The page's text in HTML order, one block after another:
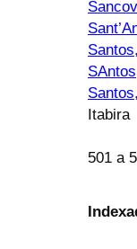
Itabira
501 a